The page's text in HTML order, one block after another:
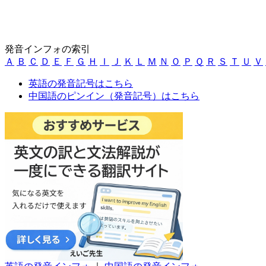
発音インフォの索引
Ａ
Ｂ Ｃ Ｄ Ｅ Ｆ Ｇ Ｈ Ｉ Ｊ Ｋ Ｌ Ｍ Ｎ Ｏ Ｐ Ｑ Ｒ Ｓ Ｔ Ｕ Ｖ
英語の発音記号はこちら
中国語のピンイン（発音記号）はこちら